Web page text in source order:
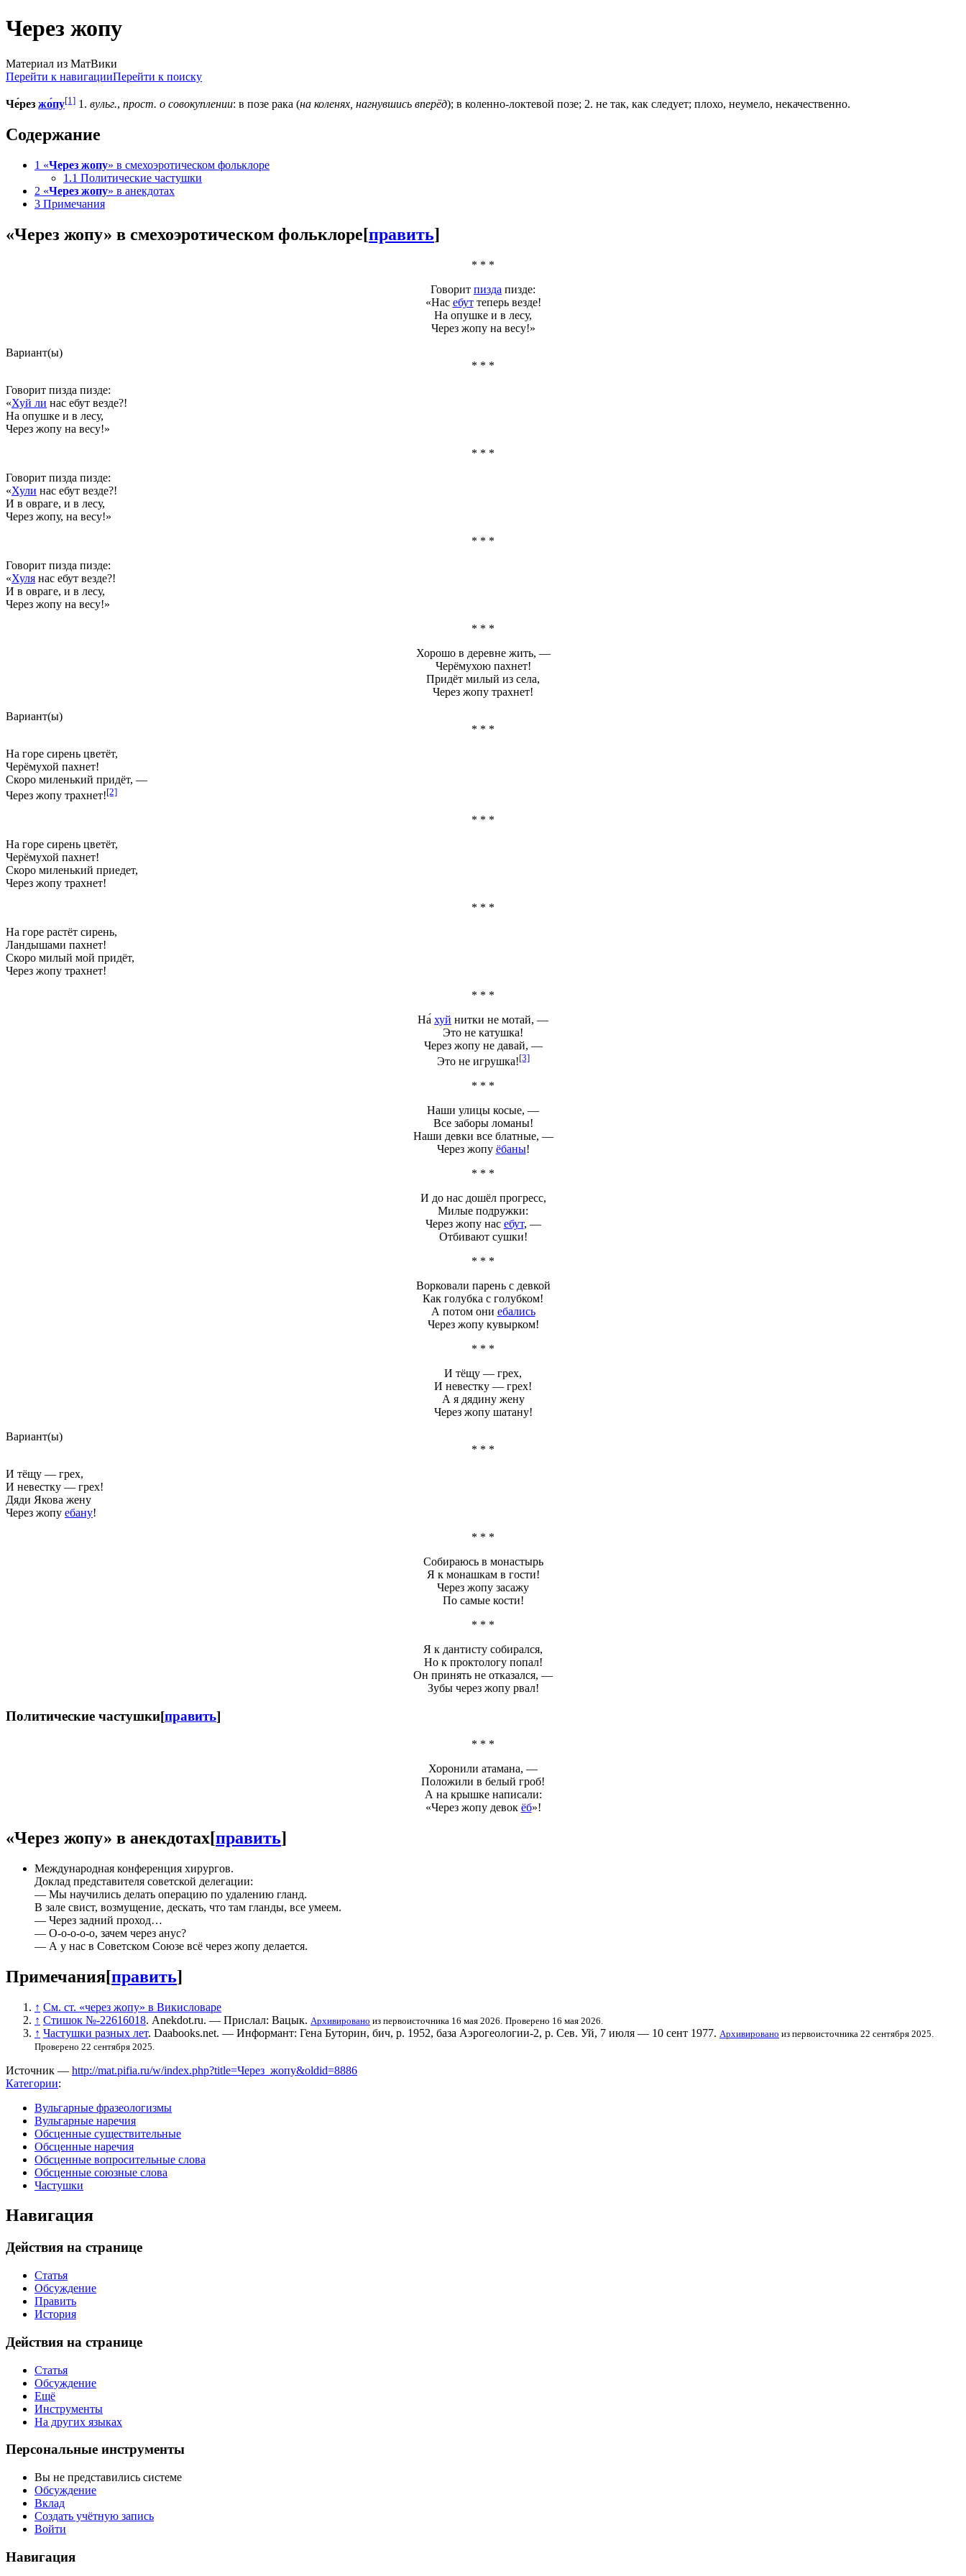
Через жопу
Материал из МатВики
Перейти к навигацииПерейти к поиску
Че́рез жо́пу[1] 1. вульг., прост. о совокуплении: в позе рака (на коленях, нагнувшись вперёд); в коленно-локтевой позе; 2. не так, как следует; плохо, неумело, некачественно.
Содержание
1 «Через жопу» в смехоэротическом фольклоре
1.1 Политические частушки
2 «Через жопу» в анекдотах
3 Примечания
«Через жопу» в смехоэротическом фольклоре[править]
* * *
Говорит пизда пизде:
«Нас ебуттеперь везде!
На опушке и в лесу,
Через жопуна весу!»
Вариант(ы)
* * *
Говорит пизда пизде:
«Хуй ли нас ебут везде?!
На опушке и в лесу,
Через жопу на весу!»
* * *
Говорит пизда пизде:
«Хули нас ебут везде?!
И в овраге, и в лесу,
Через жопу, на весу!»
* * *
Говорит пизда пизде:
«Хуля нас ебут везде?!
И в овраге, и в лесу,
Через жопу на весу!»
* * *
Хорошо в деревне жить, —
Черёмухою пахнет!
Придёт милый из села,
Через жопу трахнет!
Вариант(ы)
* * *
На горе сирень цветёт,
Черёмухой пахнет!
Скоро миленький придёт, —
Через жопу трахнет![2]
* * *
На горе сирень цветёт,
Черёмухой пахнет!
Скоро миленький приедет,
Через жопу трахнет!
* * *
На горе растёт сирень,
Ландышами пахнет!
Скоро милый мой придёт,
Через жопу трахнет!
* * *
На́ хуй нитки не мотай, —
Это не катушка!
Через жопуне давай, —
Это не игрушка![3]
* * *
Наши улицы косые, —
Все заборы ломаны!
Наши девки все блатные, —
Через жопу ёбаны!
* * *
И до нас дошёл прогресс,
Милые подружки:
Через жопунас ебут, —
Отбивают сушки!
* * *
Ворковали парень с девкой
Как голубка с голубком!
А потом они ебались
Через жопукувырком!
* * *
И тёщу — грех,
И невестку — грех!
А я дядину жену
Через жопушатану!
Вариант(ы)
* * *
И тёщу — грех,
И невестку — грех!
Дяди Якова жену
Через жопу ебану!
* * *
Собираюсь в монастырь
Я к монашкам в гости!
Через жопу засажу
По самые кости!
* * *
Я к дантисту собирался,
Но к проктологу попал!
Он принять не отказался, —
Зубы через жопурвал!
Политические частушки[править]
* * *
Хоронили атамана, —
Положили в белый гроб!
А на крышке написали:
«Через жопудевок ёб»!
«Через жопу» в анекдотах[править]
Международная конференция хирургов.
Доклад представителя советской делегации:
— Мы научились делать операцию по удалению гланд.
В зале свист, возмущение, дескать, что там гланды, все умеем.
— Через задний проход…
— О-о-о-о-о, зачем через анус?
— А у нас в Советском Союзе всё через жопу делается.
Примечания[править]
↑ См. ст. «через жопу» в Викисловаре
↑ Стишок №-22616018. Anekdot.ru. — Прислал: Вацык. Архивировано из первоисточника 16 мая 2026. Проверено 16 мая 2026.
↑ Частушки разных лет. Daabooks.net. — Информант: Гена Буторин, бич, р. 1952, база Аэрогеологии-2, р. Сев. Уй, 7 июля — 10 сент 1977. Архивировано из первоисточника 22 сентября 2025.
Проверено 22 сентября 2025.
Источник — http://mat.pifia.ru/w/index.php?title=Через_жопу&oldid=8886
Категории:
Вульгарные фразеологизмы
Вульгарные наречия
Обсценные существительные
Обсценные наречия
Обсценные вопросительные слова
Обсценные союзные слова
Частушки
Навигация
Действия на странице
Статья
Обсуждение
Править
История
Действия на странице
Статья
Обсуждение
Ещё
Инструменты
На других языках
Персональные инструменты
Вы не представились системе
Обсуждение
Вклад
Создать учётную запись
Войти
Навигация